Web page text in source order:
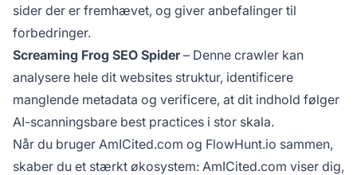
sider der er fremhævet, og giver anbefalinger til
forbedringer.
Screaming Frog SEO Spider– Denne crawler kan
analysere hele dit websites struktur, identificere
manglende metadata og verificere, at dit indhold følger
AI-scanningsbare best practices i stor skala.
Når du bruger AmICited.com og FlowHunt.io sammen,
skaber du et stærkt økosystem: AmICited.com viser dig,